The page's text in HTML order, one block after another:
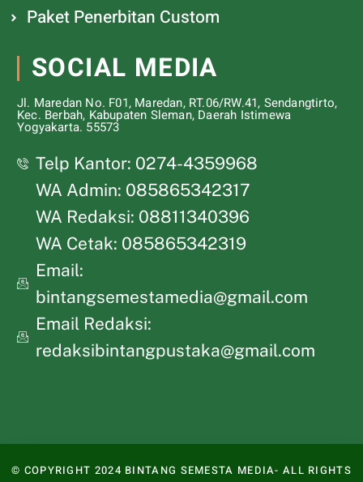
Paket Penerbitan Custom
SOCIAL MEDIA
Jl. Maredan No. F01, Maredan, RT.06/RW.41, Sendangtirto,
Kec. Berbah, Kabupaten Sleman, Daerah Istimewa
Yogyakarta. 55573
Telp Kantor: 0274-4359968
WA Admin: 085865342317
WA Redaksi: 08811340396
WA Cetak: 085865342319
Email:
bintangsemestamedia@gmail.com
Email Redaksi:
redaksibintangpustaka@gmail.com
© COPYRIGHT 2024 BINTANG SEMESTA MEDIA- ALL RIGHTS